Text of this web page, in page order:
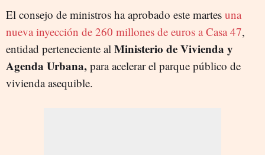
El consejo de ministros ha aprobado este martes una
nueva inyección de 260 millones de euros a Casa 47,
entidad perteneciente al Ministerio de Vivienda y
Agenda Urbana, para acelerar el parque público de
vivienda asequible.